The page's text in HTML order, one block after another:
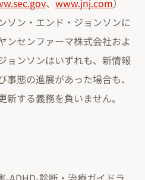
、 www.jnj.com）
ソン・エンド・ジョンソンに
ンセンファーマ株式会社およ
ョンソンはいずれも、新情報
態の進展があった場合も、
する義務を負いません。